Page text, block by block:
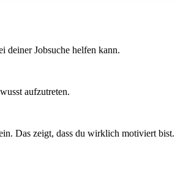
deiner Jobsuche helfen kann.
aufzutreten.
Das zeigt, dass du wirklich motiviert bist.